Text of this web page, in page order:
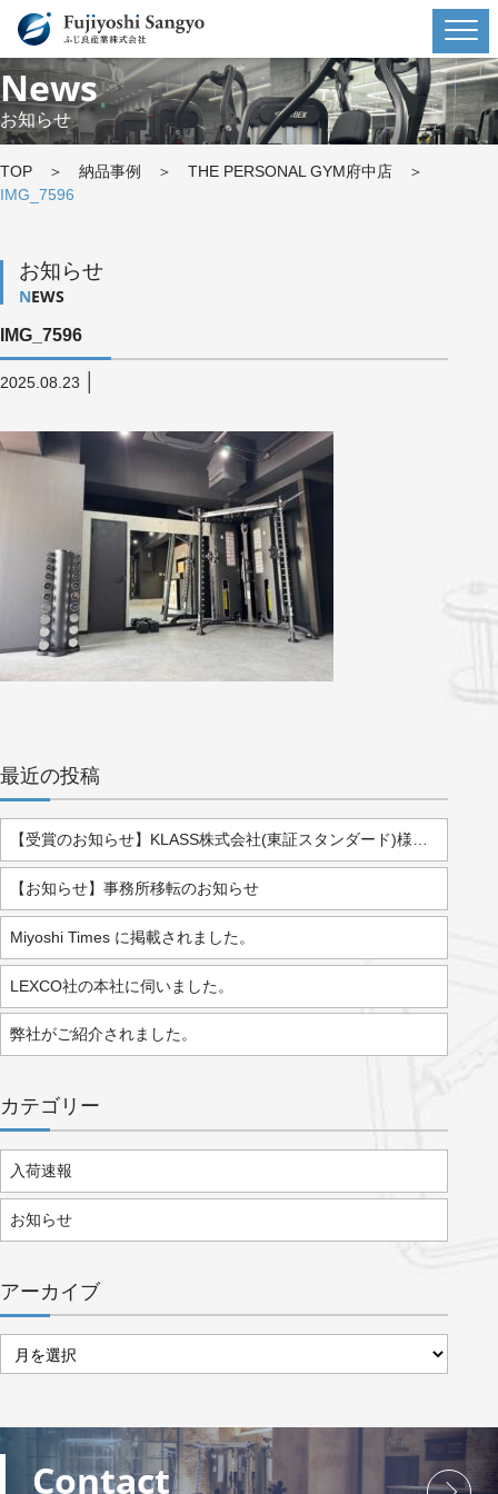
News
お知らせ
TOP ＞ 納品事例 ＞ THE PERSONAL GYM府中店 ＞
IMG_7596
お知らせ
NEWS
IMG_7596
2025.08.23
最近の投稿
【受賞のお知らせ】KLASS株式会社(東証スタンダード)様より「2025年度 優秀販売店」として表彰されました。
【お知らせ】事務所移転のお知らせ
Miyoshi Times に掲載されました。
LEXCO社の本社に伺いました。
弊社がご紹介されました。
カテゴリー
入荷速報
お知らせ
アーカイブ
ー
イ
ブ
Contact